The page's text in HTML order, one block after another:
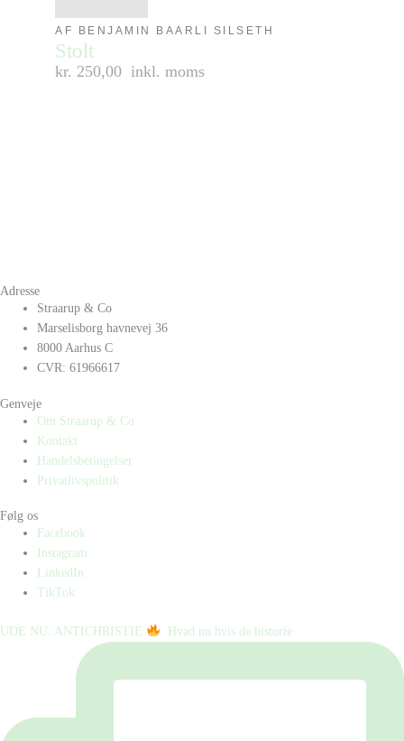
AF BENJAMIN BAARLI SILSETH
Stolt
kr. 250,00 inkl. moms
Adresse
Straarup & Co
Marselisborg havnevej 36
8000 Aarhus C
CVR: 61966617
Genveje
Om Straarup & Co
Kontakt
Handelsbetingelser
Privatlivspolitik
Følg os
Facebook
Instagram
LinkedIn
TikTok
UDE NU: ANTICHRISTIE ⁠ ⁠ Hvad nu hvis de historie